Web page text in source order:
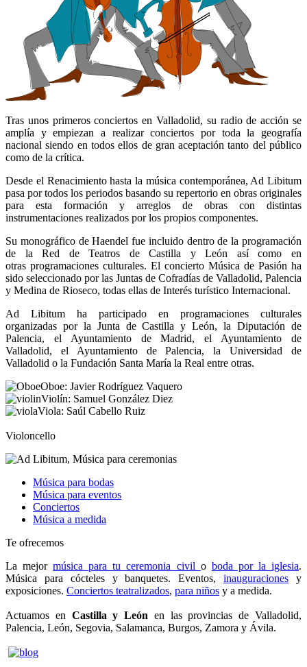
Tras unos primeros conciertos en Valladolid, su radio de acción se
amplía y empiezan a realizar conciertos por toda la geografía
nacional siendo en todos ellos de gran aceptación tanto del público
como de la crítica.
Desde el Renacimiento hasta la música contemporánea, Ad Libitum
pasa por todos los periodos basando su repertorio en obras originales
para esta formación y arreglos de obras con distintas
instrumentaciones realizados por los propios componentes.
Su monográfico de Haendel fue incluido dentro de la programación
de la Red de Teatros de Castilla y León así como en
otras programaciones culturales. El concierto Música de Pasión ha
sido seleccionado por las Juntas de Cofradías de Valladolid, Palencia
y Medina de Rioseco, todas ellas de Interés turístico Internacional.
Ad Libitum ha participado en programaciones culturales
organizadas por la Junta de Castilla y León, la Diputación de
Palencia, el Ayuntamiento de Madrid, el Ayuntamiento de
Valladolid, el Ayuntamiento de Palencia, la Universidad de
Valladolid o la Fundación Santa María la Real entre otras.
Oboe: Javier Rodríguez Vaquero
Violín: Samuel González Diez
Viola: Saúl Cabello Ruiz
Violoncello
Música para bodas
Música para eventos
Conciertos
Música a medida
Te ofrecemos
La mejormúsica para tu ceremonia civil o boda por la iglesia.
Música para cócteles y banquetes. Eventos,inauguraciones y
exposiciones. Conciertos teatralizados, para niños y a medida.
Actuamos en Castilla y León en las provincias de Valladolid,
Palencia, León, Segovia, Salamanca, Burgos, Zamora y Ávila.